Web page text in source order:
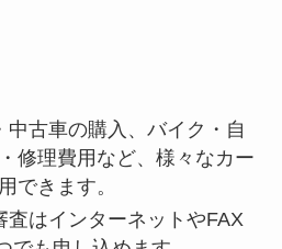
中古車の購入、バイク・自
修理費用など、様々なカー
できます。
査はインターネットやFAX